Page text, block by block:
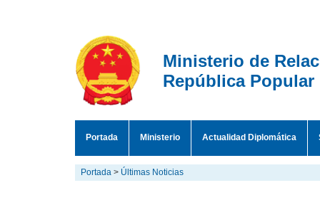
Ministerio de
República Popular
Portada Ministerio Actualidad Diplomática
Portada > Últimas Noticias